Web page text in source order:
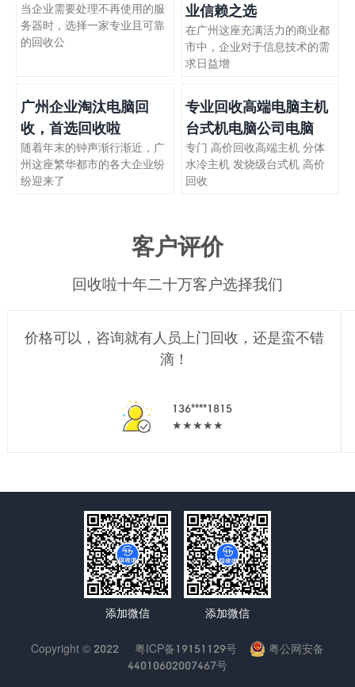
当企业需要处理不再使用的服
务器时，选择一家专业且可靠
的回收公
业信赖之选
在广州这座充满活力的商业都
市中，企业对于信息技术的需
求日益增
广州企业淘汰电脑回
收，首选回收啦
随着年末的钟声渐行渐近，广
州这座繁华都市的各大企业纷
纷迎来了
专业回收高端电脑主机
台式机电脑公司电脑
专门 高价回收高端主机 分体
水冷主机 发烧级台式机 高价
回收
客户评价
回收啦十年二十万客户选择我们
价格可以，咨询就有人员上门回收，还是蛮不错
滴！
136****1815
★★★★★
添加微信 添加微信
Copyright © 2022 粤ICP备19151129号
粤公网安备
44010602007467号